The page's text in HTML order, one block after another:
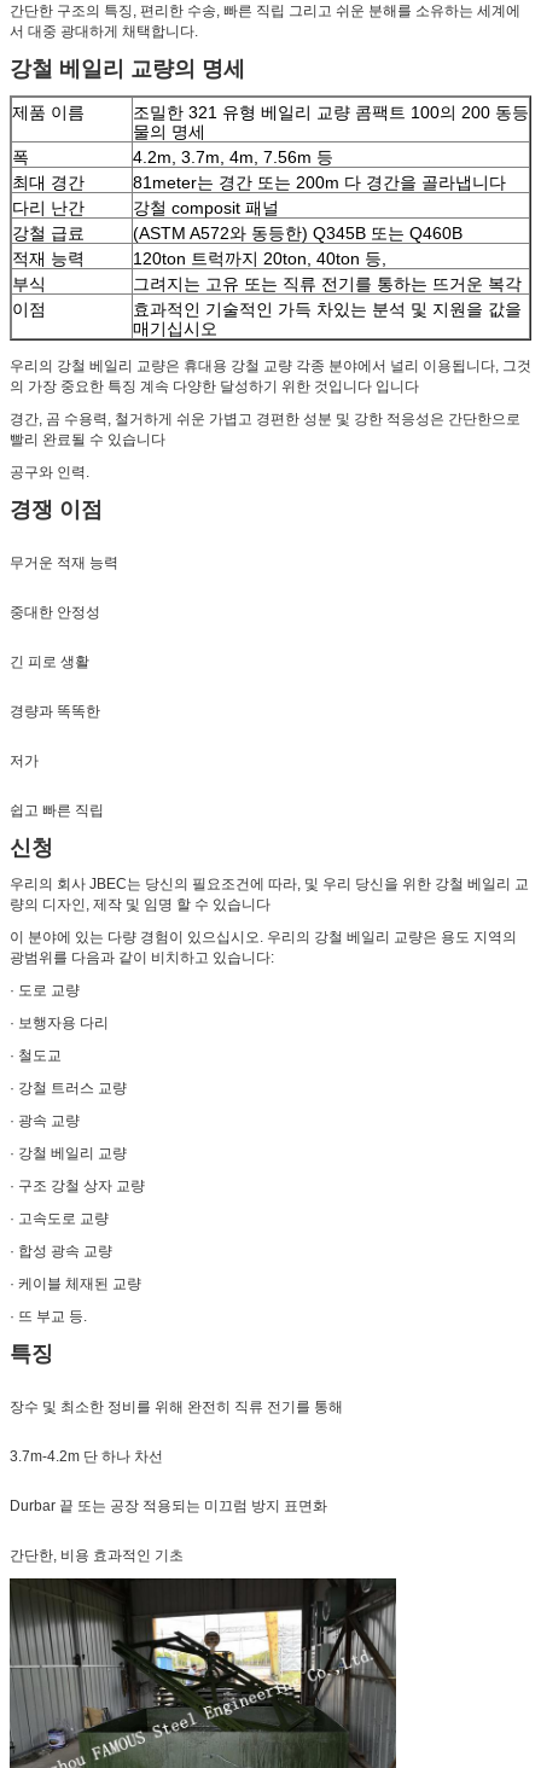
간단한 구조의 특징, 편리한 수송, 빠른 직립 그리고 쉬운 분해를 소유하는 세계에
서 대중 광대하게 채택합니다.
강철 베일리 교량의 명세
제품 이름
조밀한 321 유형 베일리 교량 콤팩트 100의 200 동등
물의 명세
폭
4.2m, 3.7m, 4m, 7.56m 등
최대 경간
81meter는 경간 또는 200m 다 경간을 골라냅니다
다리 난간
강철 composit 패널
강철 급료
(ASTM A572와 동등한) Q345B 또는 Q460B
적재 능력
120ton 트럭까지 20ton, 40ton 등,
부식
그려지는 고유 또는 직류 전기를 통하는 뜨거운 복각
이점
효과적인 기술적인 가득 차있는 분석 및 지원을 값을
매기십시오
우리의 강철 베일리 교량은 휴대용 강철 교량 각종 분야에서 널리 이용됩니다, 그것
의 가장 중요한 특징 계속 다양한 달성하기 위한 것입니다 입니다
경간, 곰 수용력, 철거하게 쉬운 가볍고 경편한 성분 및 강한 적응성은 간단한으로
빨리 완료될 수 있습니다
공구와 인력.
경쟁 이점
무거운 적재 능력
중대한 안정성
긴 피로 생활
경량과 똑똑한
저가
쉽고 빠른 직립
신청
우리의 회사 JBEC는 당신의 필요조건에 따라, 및 우리 당신을 위한 강철 베일리 교
량의 디자인, 제작 및 임명 할 수 있습니다
이 분야에 있는 다량 경험이 있으십시오. 우리의 강철 베일리 교량은 용도 지역의
광범위를 다음과 같이 비치하고 있습니다:
· 도로 교량
· 보행자용 다리
· 철도교
· 강철 트러스 교량
· 광속 교량
· 강철 베일리 교량
· 구조 강철 상자 교량
· 고속도로 교량
· 합성 광속 교량
· 케이블 체재된 교량
· 뜨 부교 등.
특징
장수 및 최소한 정비를 위해 완전히 직류 전기를 통해
3.7m-4.2m 단 하나 차선
Durbar 끝 또는 공장 적용되는 미끄럼 방지 표면화
간단한, 비용 효과적인 기초